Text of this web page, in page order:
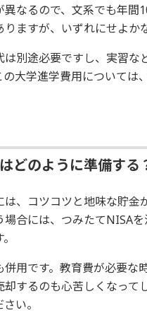
異なるので、文系でも年
ますが、いずれにせよか
は別途必要ですし、実習
の大学進学費用について
どのように準備する
は、コツコツと地味な貯
場合には、つみたてNISA
併用です。教育費が必要
するのも心苦しくなって
い。